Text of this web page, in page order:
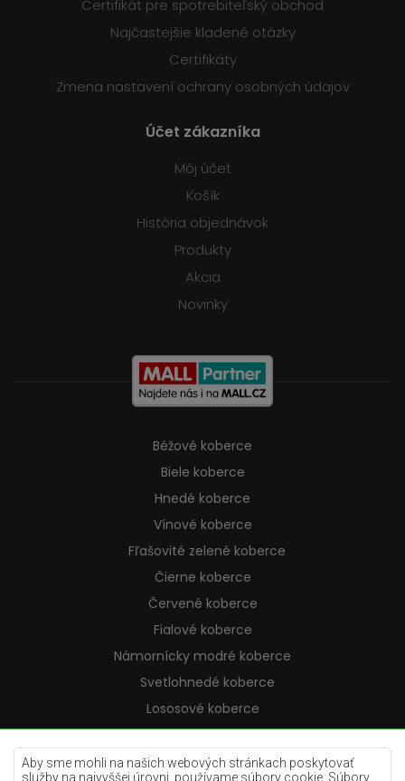
Aby sme mohli na našich webových stránkach poskytovať
služby na najvyššej úrovni, používame súbory cookie. Súbory
Certifikát pre spotrebiteľský obchod
Najčastejšie kladené otázky
Certifikáty
Zmena nastavení ochrany osobných údajov
Účet zákazníka
Môj účet
Košík
História objednávok
Produkty
Akcia
Novinky
Béžové koberce
Biele koberce
Hnedé koberce
Vínové koberce
Fľašovité zelené koberce
Čierne koberce
Červené koberce
Fialové koberce
Námornícky modré koberce
Svetlohnedé koberce
Lososové koberce
Krémové koberce
Lilac koberce